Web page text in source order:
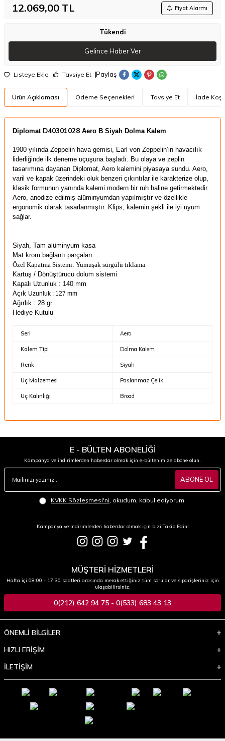
12.069,00 TL Fiyat Alarmı
Tükendi
Gelince Haber Ver
Listeye Ekle Tavsiye Et Paylaş
Ürün Açıklaması Ödeme Seçenekleri Tavsiye Et İade
​Diplomat D40301028 Aero B Siyah Dolma Kalem
1900 yılında Zeppelin hava gemisi, Earl von Zeppelin’in havacılık
liderliğinde ilk deneme uçuşuna başladı. Bu olaya ve zeplin
tasarımına dayanan Diplomat, Aero kalemini piyasaya sundu. Aero,
varil ve kapak üzerindeki oluk benzeri çıkıntılar ile karakterize olup,
klasik formunun yanında kalemi modern bir ruh haline getirmektedir.
Aero, anodize edilmiş alüminyumdan yapılmıştır ve özellikle
ergonomik olarak tasarlanmıştır. Klips, kalemin şekli ile iyi uyum
sağlar.
Siyah, Tam alüminyum kasa
Mat krom bağlantı parçaları
Özel Kapatma Sistemi: Yumuşak sürgülü tıklama
Kartuş / Dönüştürücü dolum sistemi
Kapalı Uzunluk : 140 mm
Açık Uzunluk : 127 mm
Ağırlık : 28 gr
Hediye Kutulu
Seri Aero
Kalem Tipi Dolma Kalem
Renk Siyah
Uç Malzemesi Paslanmaz Çelik
Uç Kalınlığı Broad
E - BÜLTEN ABONELİĞİ
Kampanya ve indirimlerden haberdar olmak için e-bültenimize abone olun.
ABONE OL
KVKK Sözleşmesi'ni , okudum, kabul ediyorum.
Kampanya ve indirimlerden haberdar olmak için bizi Takip Edin!
MÜŞTERİ HİZMETLERİ
Hafta içi 08:00 - 17:30 saatleri arasında merak ettiğiniz tüm sorular ve siparişleriniz için
ulaşabilirsiniz.
0(212) 642 94 75 - 0(533) 683 43 13
ÖNEMLİ BİLGİLER
HIZLI ERİŞİM
İLETİŞİM